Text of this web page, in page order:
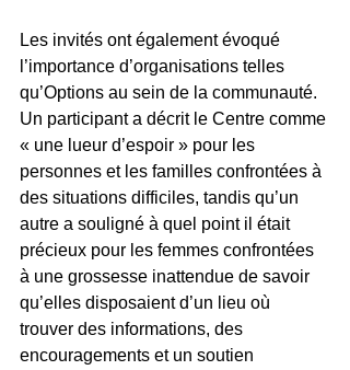
Les invités ont également évoqué
l’importance d’organisations telles
qu’Options au sein de la communauté.
Un participant a décrit le Centre comme
« une lueur d’espoir » pour les
personnes et les familles confrontées à
des situations difficiles, tandis qu’un
autre a souligné à quel point il était
précieux pour les femmes confrontées
à une grossesse inattendue de savoir
qu’elles disposaient d’un lieu où
trouver des informations, des
encouragements et un soutien